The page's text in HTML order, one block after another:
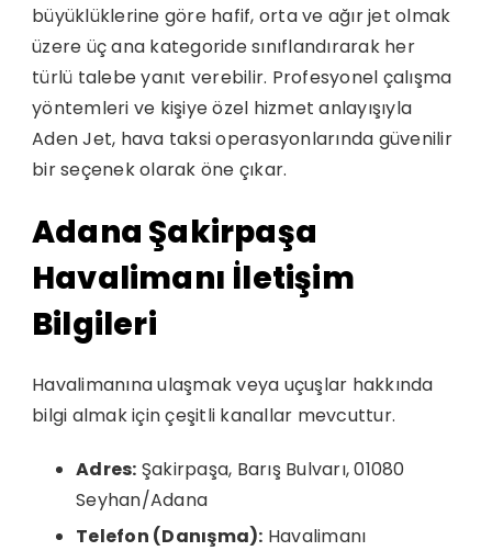
büyüklüklerine göre hafif, orta ve ağır jet olmak
üzere üç ana kategoride sınıflandırarak her
türlü talebe yanıt verebilir. Profesyonel çalışma
yöntemleri ve kişiye özel hizmet anlayışıyla
Aden Jet, hava taksi operasyonlarında güvenilir
bir seçenek olarak öne çıkar.
Adana Şakirpaşa
Havalimanı İletişim
Bilgileri
Havalimanına ulaşmak veya uçuşlar hakkında
bilgi almak için çeşitli kanallar mevcuttur.
Adres: Şakirpaşa, Barış Bulvarı, 01080
Seyhan/Adana
Telefon (Danışma): Havalimanı